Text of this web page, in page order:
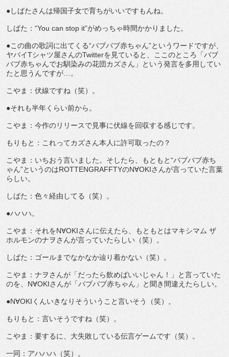
●しばたさんは帰国子女で育ちがいいですもんね。
しばた：“You can stop it”がめっちゃ時間かかりました。
●この曲の歌詞に出てくる“バブバブ赤ちゃん”というワードですが、
ヤバイTシャツ屋さんのTwitterを見ていると、ここのところ「バブ
バブ赤ちゃんでお馴染みの花団カズさん」という発言を多用してい
たと思うんですが…。
こやま：伏線ですね（笑）。
●それも半年くらい前から。
こやま：今作のリリースで見事に伏線を回収する感じです。
もりもと：これってカズさん本人に許可取ったの？
こやま：いちおう言いました。そしたら、もともと“バブバブ赤ち
ゃん”というのはROTTENGRAFFTYのN∀OKIさんが言っていた言葉
らしい。
しばた：色々経由してる（笑）。
●ハハハ。
こやま：それをN∀OKIさんに伝えたら、もともとはマキシマム ザ
ホルモンのナヲさんが言っていたらしい（笑）。
しばた：ゴールまでなかなか辿り着かない（笑）。
こやま：ナヲさんが「だったら飲めばいいじゃん！」と言っていた
のを、N∀OKIさんが「バブバブ赤ちゃん」と聞き間違えたらしい。
●N∀OKIくんいきなりそういうこと言いそう（笑）。
もりもと：言いそうですね（笑）。
こやま：要するに、大失敗している伝言ゲームです（笑）。
一同：アハハハ（笑）。